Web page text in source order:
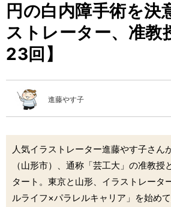
新刊
円の白内障手術を決
ストレーター、准教
23回】
進藤やす子
人気イラストレーター進藤やす子さん
（山形市）、通称「芸工大」の准教授
タート。東京と山形、イラストレータ
ルライフ×パラレルキャリア」を始め